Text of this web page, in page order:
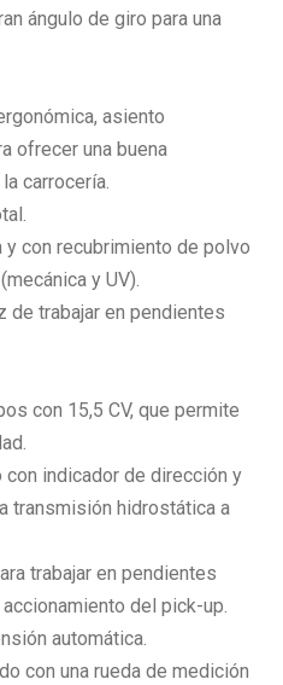
ángulo de giro para una
asiento
ofrecer una buena
carrocería.
con recubrimiento de polvo
y UV).
de trabajar en pendientes
con 15,5 CV, que permite
indicador de dirección y
transmisión hidrostática a
trabajar en pendientes
del pick-up.
automática.
con una rueda de medición